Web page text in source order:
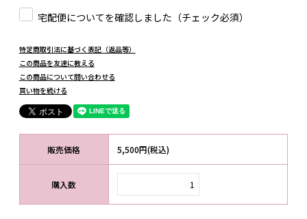
宅配便についてを確認しました（チェック必須）
特定商取引法に基づく表記（返品等）
この商品を友達に教える
この商品について問い合わせる
買い物を続ける
販売価格 5,500円(税込)
購入数